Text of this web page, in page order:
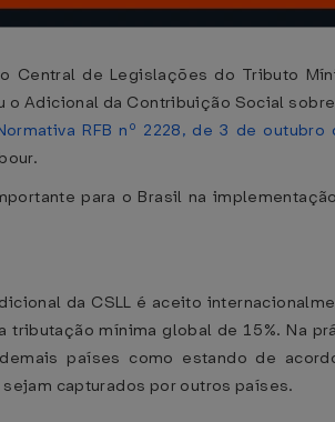
Central de Legislações do Tributo
Adicional da Contribuição Social
RFB nº 2228, de 3 de outubro
para o Brasil na
da CSLL é aceito
tributação mínima global de 15%. Na
países como estando de
capturados por outros países.